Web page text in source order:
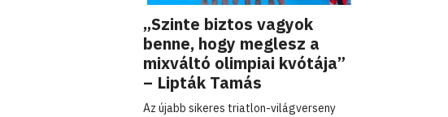
„Szinte biztos vagyok
benne, hogy meglesz a
mixváltó olimpiai kvótája”
– Lipták Tamás
Az újabb sikeres triatlon-világverseny